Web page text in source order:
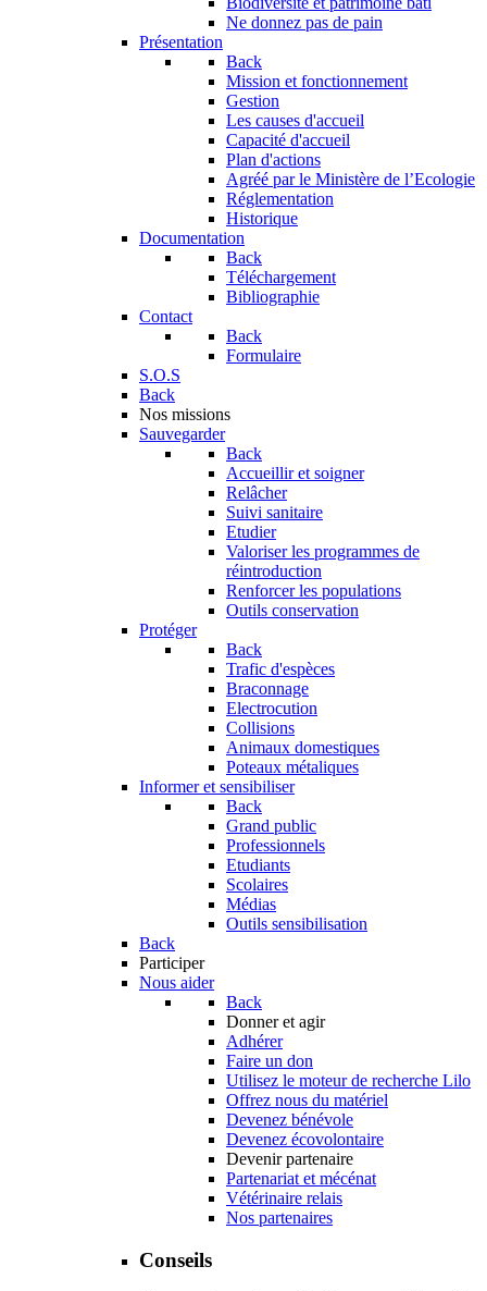
Ne donnez pas de pain
Présentation
Back
Mission et fonctionnement
Gestion
Les causes d'accueil
Capacité d'accueil
Plan d'actions
Agréé par le Ministère de l’Ecologie
Réglementation
Historique
Documentation
Back
Téléchargement
Bibliographie
Contact
Back
Formulaire
S.O.S
Back
Nos missions
Sauvegarder
Back
Accueillir et soigner
Relâcher
Suivi sanitaire
Etudier
Valoriser les programmes de
réintroduction
Renforcer les populations
Outils conservation
Protéger
Back
Trafic d'espèces
Braconnage
Electrocution
Collisions
Animaux domestiques
Poteaux métaliques
Informer et sensibiliser
Back
Grand public
Professionnels
Etudiants
Scolaires
Médias
Outils sensibilisation
Back
Participer
Nous aider
Back
Donner et agir
Adhérer
Faire un don
Utilisez le moteur de recherche Lilo
Offrez nous du matériel
Devenez bénévole
Devenez écovolontaire
Devenir partenaire
Partenariat et mécénat
Vétérinaire relais
Nos partenaires
Conseils